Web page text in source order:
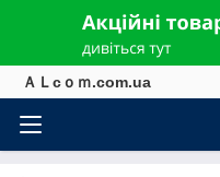
ＡＬcｏｍ.com.ua